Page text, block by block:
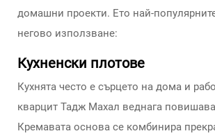
домашни проекти. Ето най-
негово използване:
Кухненски плотове
Кухнята често е сърцето на дома и
кварцит Тадж Махал веднага
Кремавата основа се комбинира